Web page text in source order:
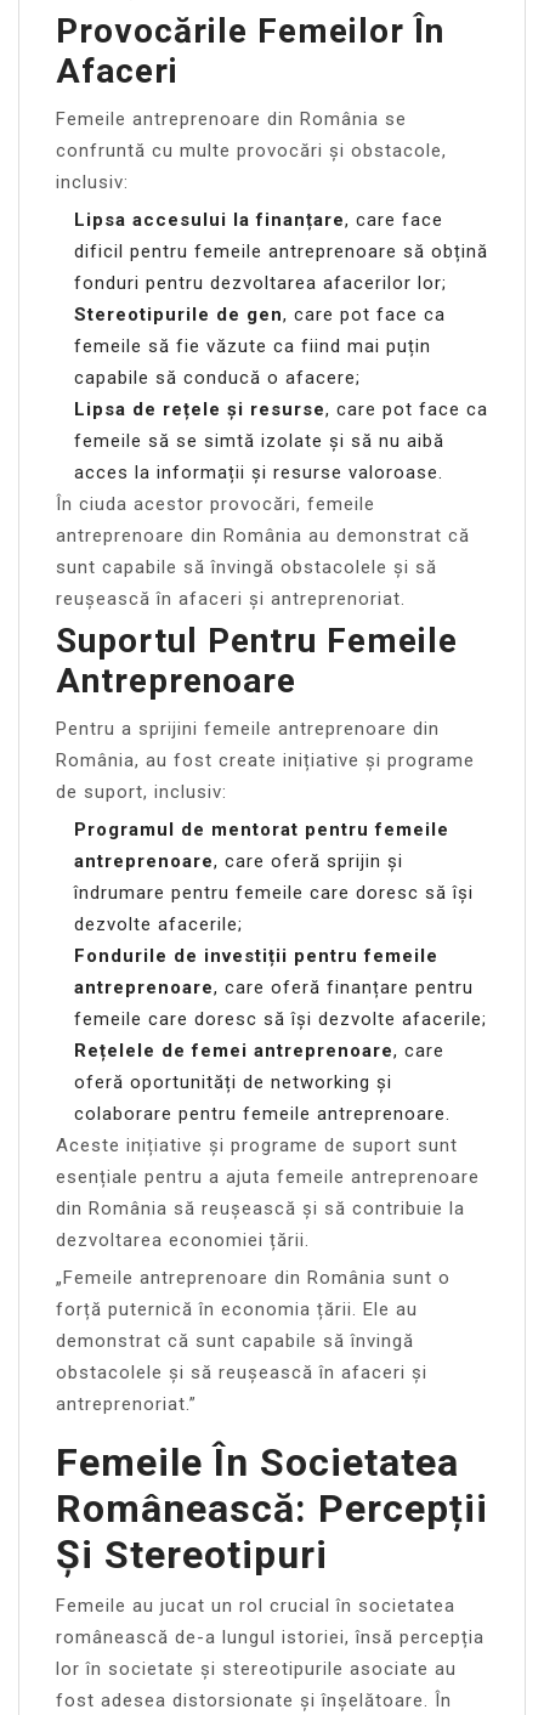
Provocările Femeilor În
Afaceri
Femeile antreprenoare din România se
confruntă cu multe provocări și obstacole,
inclusiv:
Lipsa accesului la finanțare, care face
dificil pentru femeile antreprenoare să obțină
fonduri pentru dezvoltarea afacerilor lor;
Stereotipurile de gen, care pot face ca
femeile să fie văzute ca fiind mai puțin
capabile să conducă o afacere;
Lipsa de rețele și resurse, care pot face ca
femeile să se simtă izolate și să nu aibă
acces la informații și resurse valoroase.
În ciuda acestor provocări, femeile
antreprenoare din România au demonstrat că
sunt capabile să învingă obstacolele și să
reușească în afaceri și antreprenoriat.
Suportul Pentru Femeile
Antreprenoare
Pentru a sprijini femeile antreprenoare din
România, au fost create inițiative și programe
de suport, inclusiv:
Programul de mentorat pentru femeile
antreprenoare, care oferă sprijin și
îndrumare pentru femeile care doresc să își
dezvolte afacerile;
Fondurile de investiții pentru femeile
antreprenoare, care oferă finanțare pentru
femeile care doresc să își dezvolte afacerile;
Rețelele de femei antreprenoare, care
oferă oportunități de networking și
colaborare pentru femeile antreprenoare.
Aceste inițiative și programe de suport sunt
esențiale pentru a ajuta femeile antreprenoare
din România să reușească și să contribuie la
dezvoltarea economiei țării.
„Femeile antreprenoare din România sunt o
forță puternică în economia țării. Ele au
demonstrat că sunt capabile să învingă
obstacolele și să reușească în afaceri și
antreprenoriat.”
Femeile În Societatea
Românească: Percepții
Și Stereotipuri
Femeile au jucat un rol crucial în societatea
românească de-a lungul istoriei, însă percepția
lor în societate și stereotipurile asociate au
fost adesea distorsionate și înșelătoare. În